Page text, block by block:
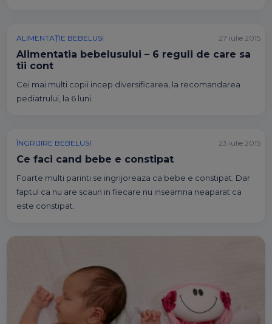
ALIMENTAȚIE BEBELUSI
Alimentatia bebelusului – 6 reguli de care sa
tii cont
Cei mai multi copii incep diversificarea, la recomandarea
pediatrului, la 6 luni.
27 iulie 2015
ÎNGRIJIRE BEBELUSI
Ce faci cand bebe e constipat
Foarte multi parinti se ingrijoreaza ca bebe e constipat. Dar
faptul ca nu are scaun in fiecare nu inseamna neaparat ca
este constipat.
23 iulie 2015